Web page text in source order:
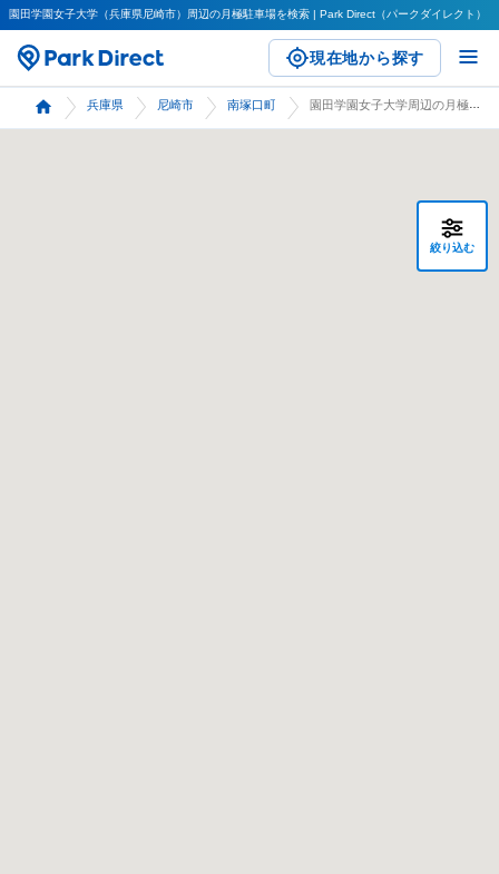
園田学園女子大学（兵庫県尼崎市）周辺の月極駐車場を検索 | Park Direct（パークダイレクト）
現在地から探す
兵庫県 尼崎市 南塚口町
絞り込む